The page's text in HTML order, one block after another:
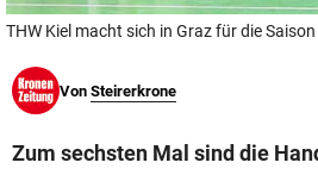
THW Kiel macht sich in Graz für die
Von Steirerkrone
Zum sechsten Mal sind die